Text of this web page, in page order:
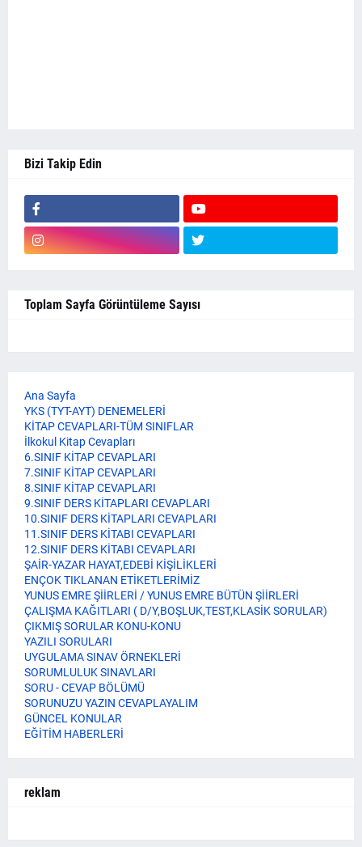
Bizi Takip Edin
Toplam Sayfa Görüntüleme Sayısı
Ana Sayfa
YKS (TYT-AYT) DENEMELERİ
KİTAP CEVAPLARI-TÜM SINIFLAR
İlkokul Kitap Cevapları
6.SINIF KİTAP CEVAPLARI
7.SINIF KİTAP CEVAPLARI
8.SINIF KİTAP CEVAPLARI
9.SINIF DERS KİTAPLARI CEVAPLARI
10.SINIF DERS KİTAPLARI CEVAPLARI
11.SINIF DERS KİTABI CEVAPLARI
12.SINIF DERS KİTABI CEVAPLARI
ŞAİR-YAZAR HAYAT,EDEBİ KİŞİLİKLERİ
ENÇOK TIKLANAN ETİKETLERİMİZ
YUNUS EMRE ŞİİRLERİ / YUNUS EMRE BÜTÜN ŞİİRLERİ
ÇALIŞMA KAĞITLARI ( D/Y,BOŞLUK,TEST,KLASİK SORULAR)
ÇIKMIŞ SORULAR KONU-KONU
YAZILI SORULARI
UYGULAMA SINAV ÖRNEKLERİ
SORUMLULUK SINAVLARI
SORU - CEVAP BÖLÜMÜ
SORUNUZU YAZIN CEVAPLAYALIM
GÜNCEL KONULAR
EĞİTİM HABERLERİ
reklam